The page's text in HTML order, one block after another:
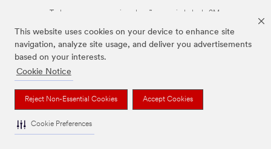
This website uses cookies on your device to enhance site
navigation, analyze site usage, and deliver you advertisements
based on your interests.
Cookie Notice
Reject Non-Essential Cookies Accept Cookies
Cookie Preferences
Todas as marcas mencionadas são propriedade da 3M.